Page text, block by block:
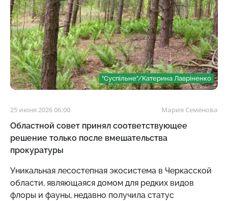
"Суспільне"/Катерина Лавріненко
25 июня 2026 06:00 Мария Семёнова
Областной совет принял соответствующее
решение только после вмешательства
прокуратуры
Уникальная лесостепная экосистема в Черкасской
области, являющаяся домом для редких видов
флоры и фауны, недавно получила статус